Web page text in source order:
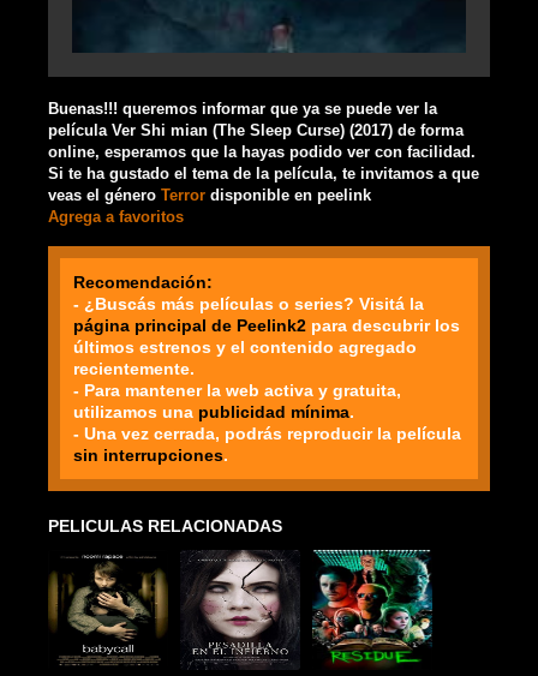
Buenas!!! queremos informar que ya se puede ver la
película Ver Shi mian (The Sleep Curse) (2017) de forma
online, esperamos que la hayas podido ver con facilidad.
Si te ha gustado el tema de la película, te invitamos a que
veas el género Terror disponible en peelink
Agrega a favoritos
Recomendación:
- ¿Buscás más películas o series? Visitá la
página principal de Peelink2 para descubrir los
últimos estrenos y el contenido agregado
recientemente.
- Para mantener la web activa y gratuita,
utilizamos una publicidad mínima.
- Una vez cerrada, podrás reproducir la película
sin interrupciones.
PELICULAS RELACIONADAS